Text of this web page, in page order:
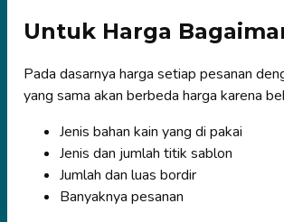
Untuk Harga
Pada dasarnya harga setiap pesanan
yang sama akan berbeda harga karena
Jenis bahan kain yang di pakai
Jenis dan jumlah titik sablon
Jumlah dan luas bordir
Banyaknya pesanan